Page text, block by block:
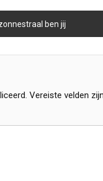
ben jij
Vereiste velden